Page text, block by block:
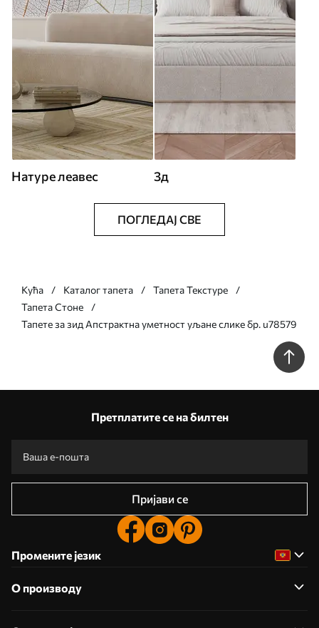
Натуре леавес 3д
ПОГЛЕДАЈ СВЕ
Кућа Каталог тапета
Тапета Текстуре
Тапета Стоне
Тапете за зид Апстрактна уметност уљане слике бр. u78579
Претплатите се на билтен
Пријави се
Промените језик
О производу